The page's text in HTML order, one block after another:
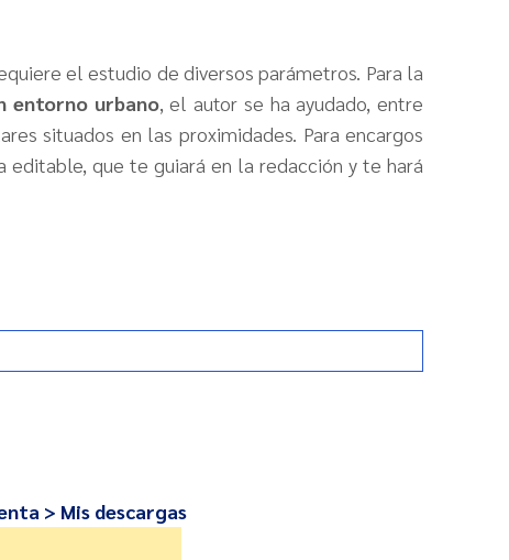
el estudio de diversos parámetros. Para la
entorno urbano, el autor se ha ayudado, entre
situados en las proximidades. Para encargos
que te guiará en la redacción y te hará
> Mis descargas